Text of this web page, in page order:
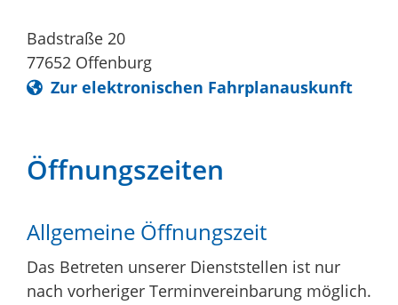
Badstraße 20
77652 Offenburg
Zur elektronischen Fahrplanauskunft
Öffnungszeiten
Allgemeine Öffnungszeit
Das Betreten unserer Dienststellen ist nur
nach vorheriger Terminvereinbarung möglich.